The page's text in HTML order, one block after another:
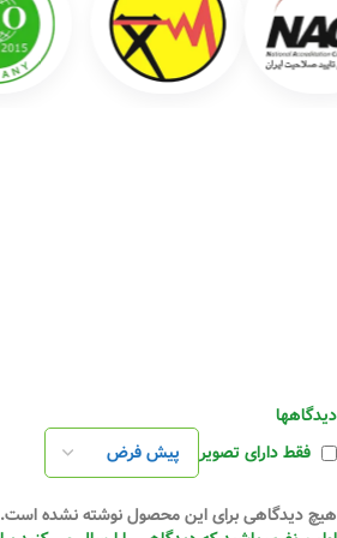
دیدگاهها
فقط دارای تصویر
هیچ دیدگاهی برای این محصول نوشته نشده است.